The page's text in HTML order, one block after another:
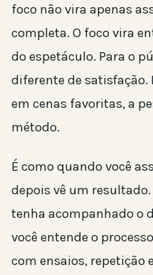
foco não vira apenas
completa. O foco vira
do espetáculo. Para o
diferente de satisfação.
em cenas favoritas, a
método.
É como quando você
depois vê um
tenha acompanhado o
você entende o
com ensaios, repetição